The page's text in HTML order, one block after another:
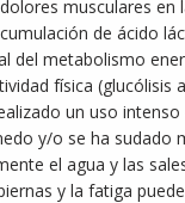
musculares en
de ácido
del metabolismo
física (glucólisis
un uso intenso
y/o se ha sudado
el agua y las
y la fatiga